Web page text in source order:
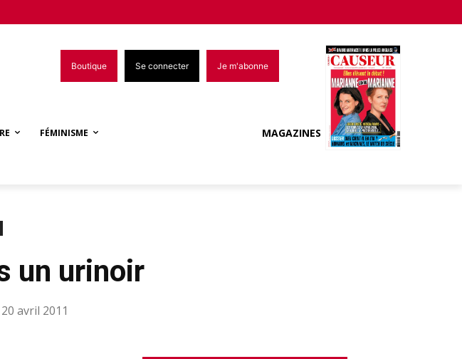
Boutique Se connecter Je m'abonne
FÉMINISME MAGAZINES
un urinoir
20 avril 2011